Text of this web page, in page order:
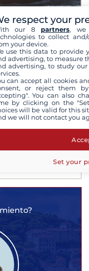
8,6 /
a partir de 1 198 €
respect your
our 8 partners, we
to collect
your device.
use this data to provide
advertising, to measure
advertising, to study
can accept all cookies
or reject them
You can also
by clicking on the
will be valid for this
we will not contact you
Set your